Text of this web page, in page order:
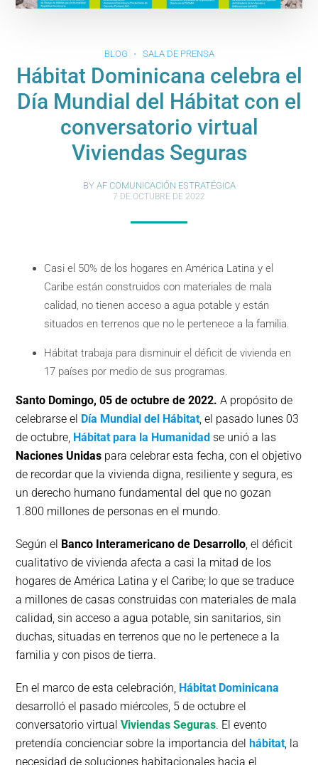
BLOG SALA DE PRENSA
Hábitat Dominicana celebra el
Día Mundial del Hábitat con el
conversatorio virtual
Viviendas Seguras
BY AF COMUNICACIÓN ESTRATÉGICA
7 DE OCTUBRE DE 2022
Casi el 50% de los hogares en América Latina y el
Caribe están construidos con materiales de mala
calidad, no tienen acceso a agua potable y están
situados en terrenos que no le pertenece a la familia.
Hábitat trabaja para disminuir el déficit de vivienda en
17 países por medio de sus programas.
Santo Domingo, 05 de octubre de 2022.A propósito de
celebrarse el Día Mundial del Hábitat, el pasado lunes 03
de octubre, Hábitat para la Humanidad se unió a las
Naciones Unidas para celebrar esta fecha, con el objetivo
de recordar que la vivienda digna, resiliente y segura, es
un derecho humano fundamental del que no gozan
1.800 millones de personas en el mundo.
Según el Banco Interamericano de Desarrollo, el déficit
cualitativo de vivienda afecta a casi la mitad de los
hogares de América Latina y el Caribe; lo que se traduce
a millones de casas construidas con materiales de mala
calidad, sin acceso a agua potable, sin sanitarios, sin
duchas, situadas en terrenos que no le pertenece a la
familia y con pisos de tierra.
En el marco de esta celebración, Hábitat Dominicana
desarrolló el pasado miércoles, 5 de octubre el
conversatorio virtualViviendas Seguras. El evento
pretendía concienciar sobre la importancia del hábitat, la
necesidad de soluciones habitacionales hacia el